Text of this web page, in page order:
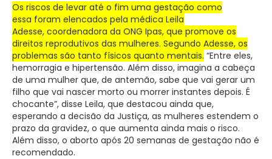
Os riscos de levar até o fim uma gestação como
essa foram elencados pela médica Leila
Adesse, coordenadora da ONG Ipas, que promove os
direitos reprodutivos das mulheres. Segundo Adesse, os
problemas são tanto físicos quanto mentais. “Entre eles,
hemorragia e hipertensão. Além disso, imagina a cabeça
de uma mulher que, de antemão, sabe que vai gerar um
filho que vai nascer morto ou morrer instantes depois. É
chocante”, disse Leila, que destacou ainda que,
esperando a decisão da Justiça, as mulheres estendem o
prazo da gravidez, o que aumenta ainda mais o risco.
Além disso, o aborto após 20 semanas de gestação não é
recomendado.